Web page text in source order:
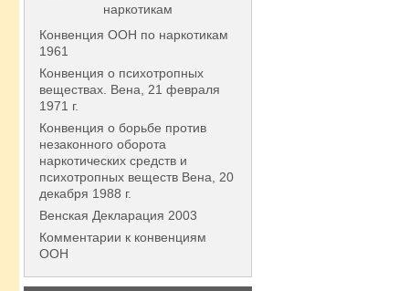
Конвенция ООН по наркотикам
1961
Конвенция о психотропных
веществах. Вена, 21 февраля
1971 г.
Конвенция о борьбе против
незаконного оборота
наркотических средств и
психотропных веществ Вена, 20
декабря 1988 г.
Венская Декларация 2003
Комментарии к конвенциям
ООН